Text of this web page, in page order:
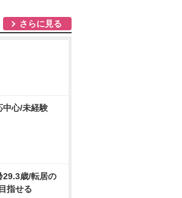
さらに見る
中心/未経験
29.3歳/転居の
指せる